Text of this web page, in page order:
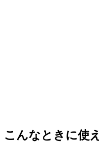
こんなときに使